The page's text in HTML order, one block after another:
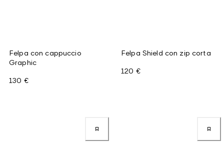
Felpa con cappuccio
Graphic
130 €
Felpa Shield con zip corta
120 €